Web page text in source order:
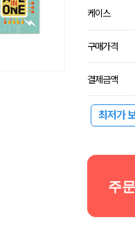
케이스
구매가격
결제금액
최저가
주